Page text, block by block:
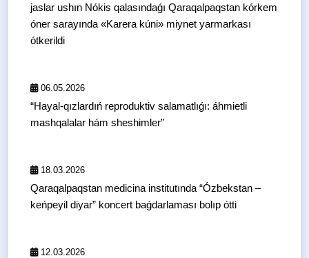
jaslar ushın Nókis qalasındaǵı Qaraqalpaqstan kórkem
óner sarayında «Karera kúni» miynet yarmarkası
ótkerildi
06.05.2026
“Hayal-qızlardıń reproduktiv salamatlıǵı: áhmietli
mashqalalar hám sheshimler”
18.03.2026
Qaraqalpaqstan medicina institutında “Ózbekstan –
keńpeyil diyar” koncert baǵdarlaması bolıp ótti
12.03.2026